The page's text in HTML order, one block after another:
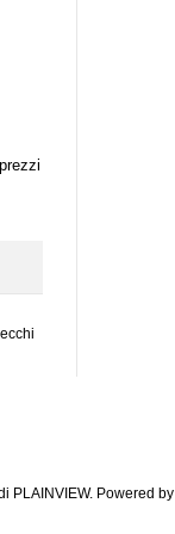
PLAINVIEW. Powered by